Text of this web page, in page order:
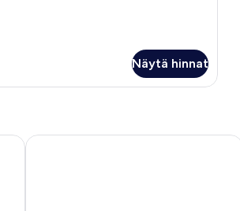
Näytä hinnat
Costa Maya Hotel